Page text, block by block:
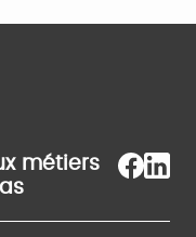
métiers